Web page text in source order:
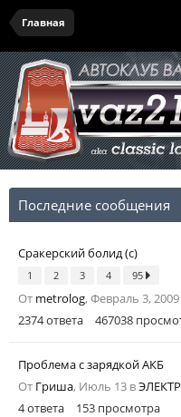
Главная
Последние сообщения
Сракерский болид (с)
1 2 3 4 95
От metrolog, Февраль 3, 2009
2374ответа 467038
Проблема с зарядкой АКБ
От Гриша, Июль 13 в
4ответа 153 просмотра